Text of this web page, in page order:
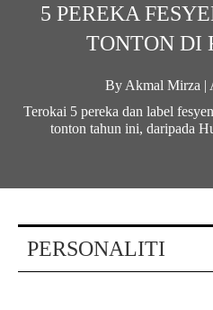
5 PEREKA
TONTON DI
By Akmal Mirza |
Terokai 5 pereka dan label
tonton tahun ini, daripada
PERSONALITI